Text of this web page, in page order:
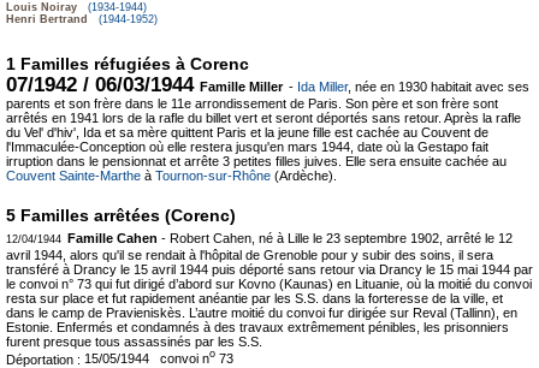
Louis Noiray
(1934-1944)
Henri Bertrand
(1944-1952)
1 Familles réfugiées à Corenc
07/1942 / 06/03/1944 Famille Miller - Ida Miller, née en 1930 habitait avec ses
parents et son frère dans le 11e arrondissement de Paris. Son père et son frère sont
arrêtés en 1941 lors de la rafle du billet vert et seront déportés sans retour. Après la rafle
du Vel' d'hiv', Ida et sa mère quittent Paris et la jeune fille est cachée au Couvent de
l'Immaculée-Conception où elle restera jusqu'en mars 1944, date où la Gestapo fait
irruption dans le pensionnat et arrête 3 petites filles juives. Elle sera ensuite cachée au
Couvent Sainte-Marthe à Tournon-sur-Rhône (Ardèche).
5 Familles arrêtées (Corenc)
12/04/1944 Famille Cahen - Robert Cahen, né à Lille le 23 septembre 1902, arrêté le 12
avril 1944, alors qu'il se rendait à l'hôpital de Grenoble pour y subir des soins, il sera
transféré à Drancy le 15 avril 1944 puis déporté sans retour via Drancy le 15 mai 1944 par
le convoi n° 73 qui fut dirigé d’abord sur Kovno (Kaunas) en Lituanie, où la moitié du convoi
resta sur place et fut rapidement anéantie par les S.S. dans la forteresse de la ville, et
dans le camp de Pravieniskès. L’autre moitié du convoi fur dirigée sur Reval (Tallinn), en
Estonie. Enfermés et condamnés à des travaux extrêmement pénibles, les prisonniers
furent presque tous assassinés par les S.S.
Déportation : 15/05/1944 convoi no 73